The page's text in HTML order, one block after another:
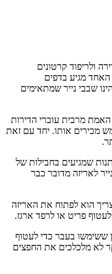
ולריפוד קרטונים
האחד מגיע בדפים
שבבי נייר שמתאימים
האמת מרבית עוברי הדירות
מכירים אותו. יחד עם זאת
שמגיעים בחבילות של
לאריזה מדובר כבר
הוא לפתוח את האריזה
פריט או לרפד ארגז.
ששימשו בעבר כדי לעטוף
לא מלכלכים את החפצים